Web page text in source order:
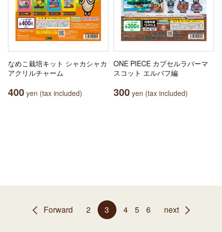
なめこ栽培キット シャカシャカ
アクリルチャーム
400 yen (tax included)
ONE PIECE カプセルラバーマ
スコット エルバフ編
300 yen (tax included)
Forward 2 3 4 5 6 next